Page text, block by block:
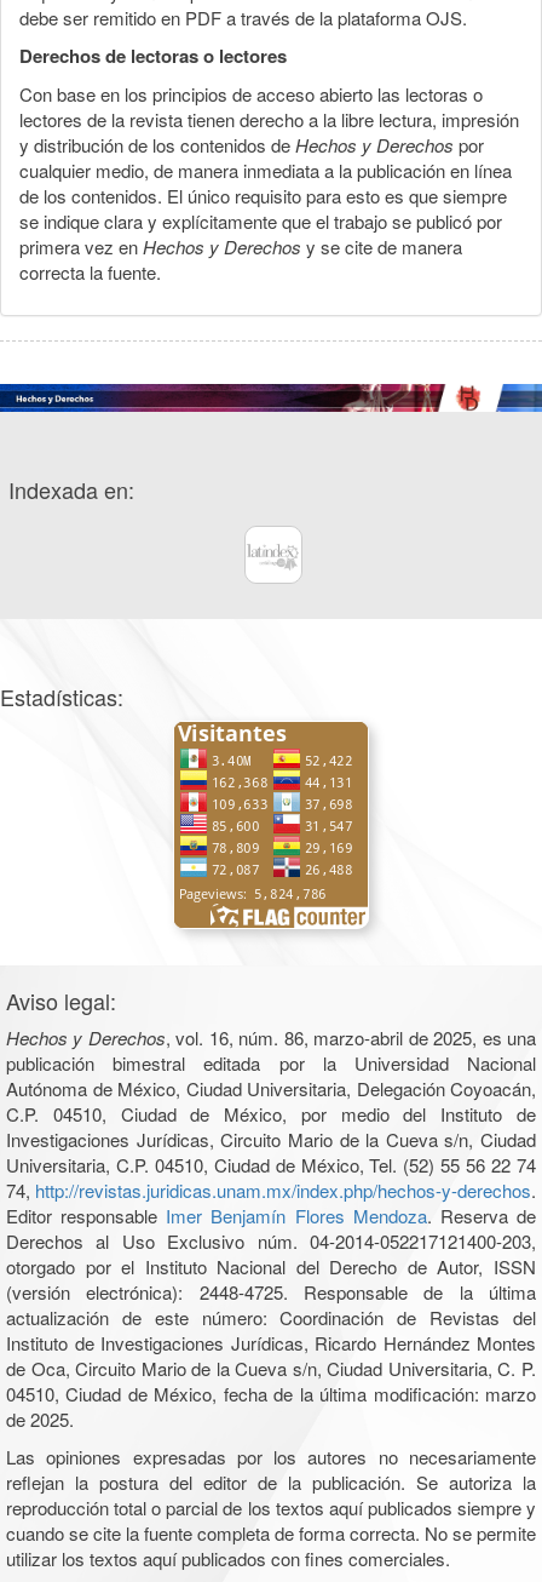
debe ser remitido en PDF a través de la plataforma OJS.
Derechos de lectoras o lectores
Con base en los principios de acceso abierto las lectoras o
lectores de la revista tienen derecho a la libre lectura, impresión
y distribución de los contenidos deHechos y Derechos por
cualquier medio, de manera inmediata a la publicación en línea
de los contenidos. El único requisito para esto es que siempre
se indique clara y explícitamente que el trabajo se publicó por
primera vez enHechos y Derechos y se cite de manera
correcta la fuente.
Indexada en:
Estadísticas:
Aviso legal:
Hechos y Derechos, vol. 16, núm. 86, marzo-abril de 2025, es una
publicación bimestral editada por la Universidad Nacional
Autónoma de México, Ciudad Universitaria, Delegación Coyoacán,
C.P. 04510, Ciudad de México, por medio del Instituto de
Investigaciones Jurídicas, Circuito Mario de la Cueva s/n, Ciudad
Universitaria, C.P. 04510, Ciudad de México, Tel. (52) 55 56 22 74
74, http://revistas.juridicas.unam.mx/index.php/hechos-y-derechos.
Editor responsable Imer Benjamín Flores Mendoza. Reserva de
Derechos al Uso Exclusivo núm. 04-2014-052217121400-203,
otorgado por el Instituto Nacional del Derecho de Autor, ISSN
(versión electrónica): 2448-4725. Responsable de la última
actualización de este número: Coordinación de Revistas del
Instituto de Investigaciones Jurídicas, Ricardo Hernández Montes
de Oca, Circuito Mario de la Cueva s/n, Ciudad Universitaria, C. P.
04510, Ciudad de México, fecha de la última modificación: marzo
de 2025.
Las opiniones expresadas por los autores no necesariamente
reflejan la postura del editor de la publicación. Se autoriza la
reproducción total o parcial de los textos aquí publicados siempre y
cuando se cite la fuente completa de forma correcta. No se permite
utilizar los textos aquí publicados con fines comerciales.